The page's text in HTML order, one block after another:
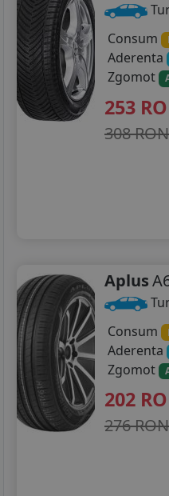
Consum
Aderenta
Zgomot
253
308 RON
Aplus
Consum
Aderenta
Zgomot
202
276 RON